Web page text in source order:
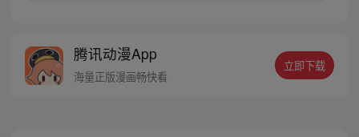
十年后，路飞为实现与因救他而断臂的杰克
斯的约定而出海，开始了以成为海盗王为目
腾讯动漫App
海量正版漫画畅快看
立即下载